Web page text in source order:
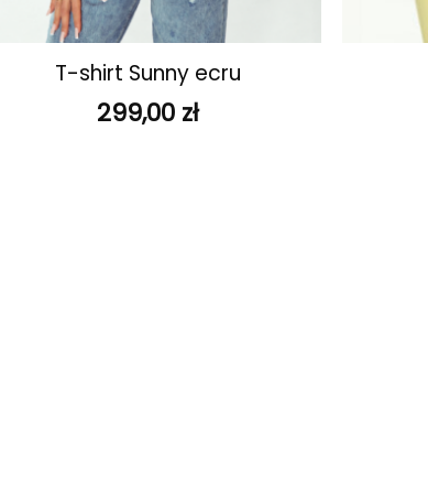
T-shirt Sunny ecru
299,00 zł